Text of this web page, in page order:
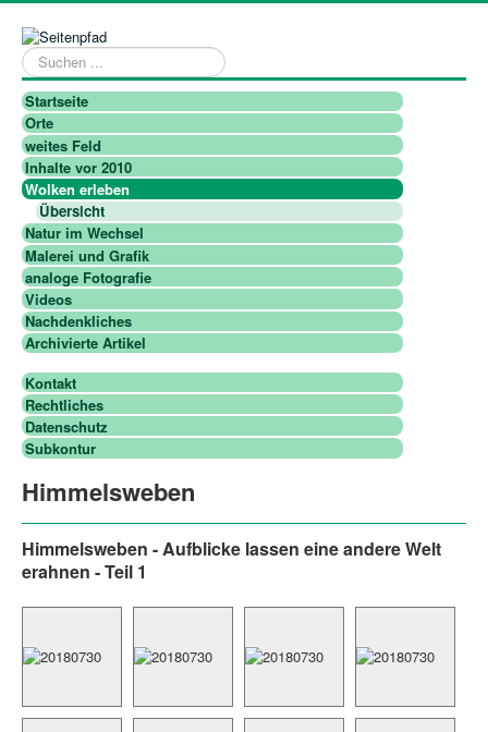
Suchen
...
Startseite
Orte
weites Feld
Inhalte vor 2010
Wolken erleben
Übersicht
Natur im Wechsel
Malerei und Grafik
analoge Fotografie
Videos
Nachdenkliches
Archivierte Artikel
Kontakt
Rechtliches
Datenschutz
Subkontur
Himmelsweben
Himmelsweben - Aufblicke lassen eine andere Welt
erahnen - Teil 1